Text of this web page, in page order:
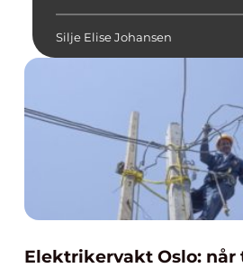
Silje Elise Johansen
Elektrikervakt Oslo: når